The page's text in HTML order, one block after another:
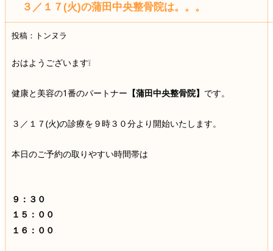
３／１７(火)の蒲田中央整骨院は。。。
投稿：トンヌラ
おはようございます❕
健康と美容の1番のパートナー 【蒲田中央整骨院】 です。
３／１７(火)の診療を９時３０分より開始いたします。
本日のご予約の取りやすい時間帯は
９：３０
１５：００
１６：００